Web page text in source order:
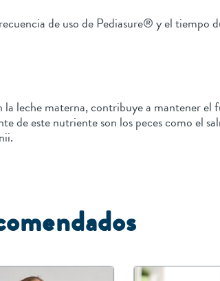
de uso de Pediasure® y el tiempo
leche materna, contribuye a mantener
de este nutriente son los peces como el